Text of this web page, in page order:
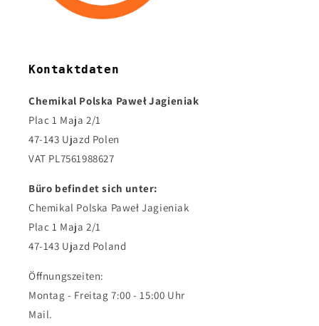
Kontaktdaten
Chemikal Polska Paweł Jagieniak
Plac 1 Maja 2/1
47-143 Ujazd Polen
VAT PL7561988627
Büro befindet sich unter:
Chemikal Polska Paweł Jagieniak
Plac 1 Maja 2/1
47-143 Ujazd Poland
Öffnungszeiten:
Montag - Freitag 7:00 - 15:00 Uhr
Mail.